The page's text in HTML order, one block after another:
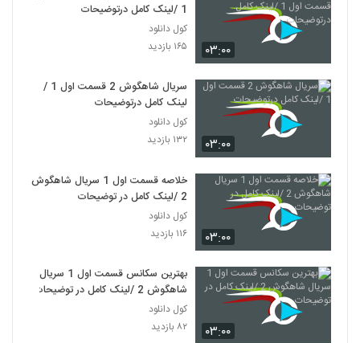
۰۳:۰۰
1 /لینک کامل درتوضیحات
کول دانلود
۱۶۵ بازدید
۰۳:۰۰
سریال شاهگوش 2 قسمت اول 1 /
لینک کامل درتوضیحات
کول دانلود
۱۳۲ بازدید
۰۳:۰۰
خلاصه قسمت اول 1 سریال شاهگوش
2 /لینک کامل در توضیحات
کول دانلود
۱۱۶ بازدید
۰۳:۰۰
بهترین سکانس قسمت اول 1 سریال
شاهگوش 2 /لینک کامل در توضیحات
کول دانلود
۸۲ بازدید